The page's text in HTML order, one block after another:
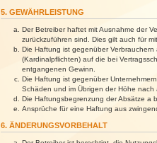
5. GEWÄHRLEISTUNG
Der Betreiber haftet mit Ausnahme der
zurückzuführen sind. Dies gilt auch für
Die Haftung ist gegenüber
(Kardinalpflichten) auf die bei
entgangenen Gewinn.
Die Haftung ist gegenüber
Schäden und im Übrigen der Höhe
Die Haftungsbegrenzung der Absätze a
Ansprüche für eine Haftung aus
6. ÄNDERUNGSVORBEHALT